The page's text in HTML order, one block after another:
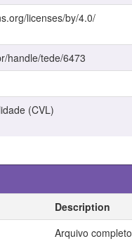
licenses/by/4.0/
handle/tede/6473
(CVL)
Description
Arquivo completo